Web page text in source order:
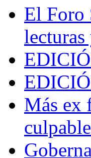
El Foro
lecturas
Más ex